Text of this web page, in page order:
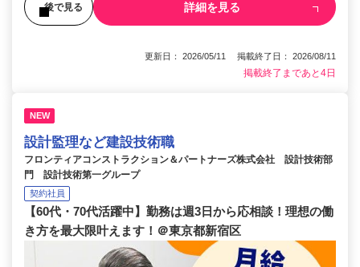
後で見る 詳細を見る
更新日： 2026/05/11 掲載終了日： 2026/08/11
掲載終了まであと4日
NEW
設計監理など建設技術職
フロンティアコンストラクション＆パートナーズ株式会社 設計技術部
門 設計技術第一グループ
契約社員
【60代・70代活躍中】勤務は週3日から応相談！理想の働
き方を最大限叶えます！＠東京都新宿区